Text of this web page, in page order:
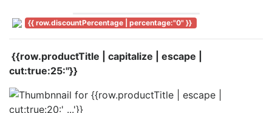
{{ row.discountPercentage | percentage:"0" }}
{{row.productTitle | capitalize | escape |
cut:true:25:''}}